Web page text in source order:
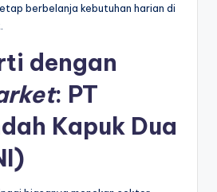
berbelanja kebutuhan harian di
dengan
: PT
Kapuk Dua